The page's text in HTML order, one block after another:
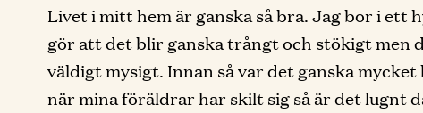
Livet i mitt hem är ganska så bra. Jag bor i ett
gör att det blir ganska trångt och stökigt men
väldigt mysigt. Innan så var det ganska mycket
när mina föräldrar har skilt sig så är det lugnt